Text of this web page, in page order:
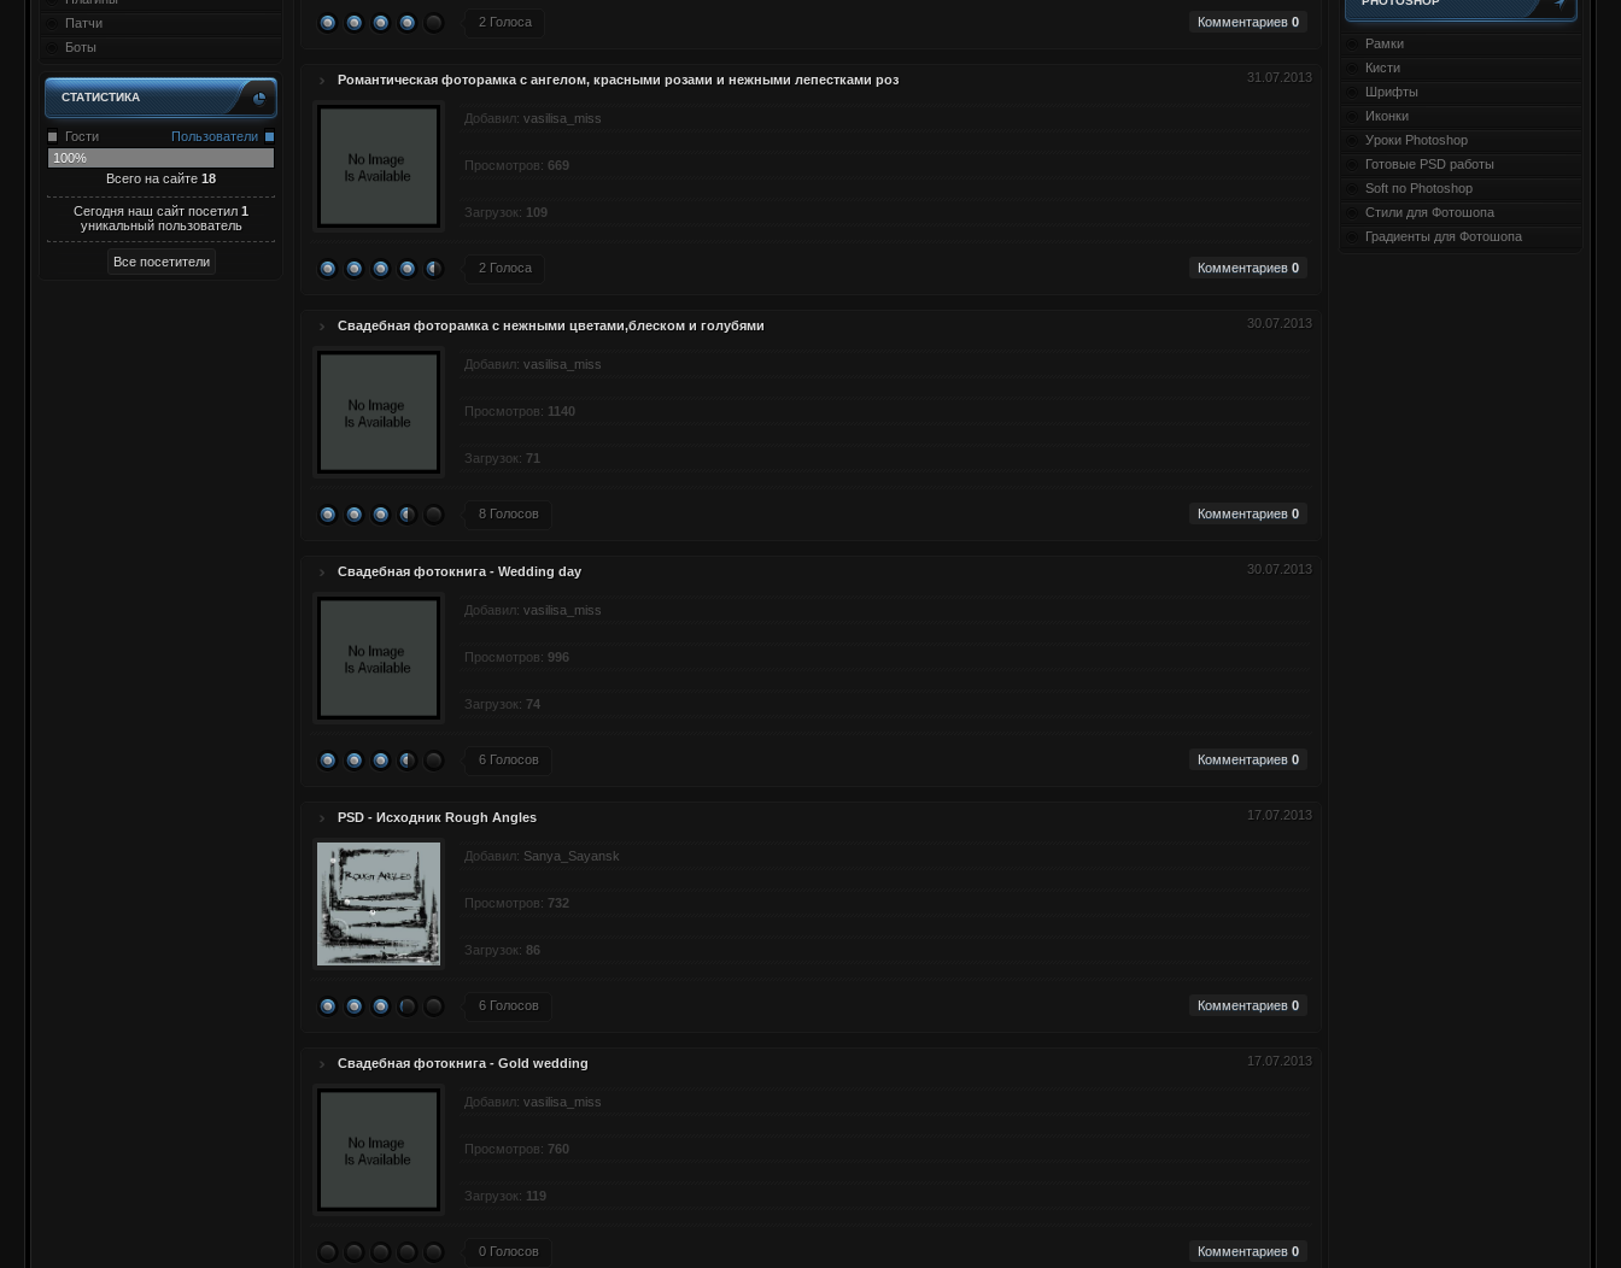
Рамки
Кисти
Шрифты
Иконки
Уроки Photoshop
Готовые PSD работы
Soft по Photoshop
Стили для Фотошопа
Градиенты для Фотошопа
Патчи
Боты
СТАТИСТИКА
Пользователи
Гости
100%
Всего на сайте 18
Сегодня наш сайт посетил 1
уникальный пользователь
Комментариев 0
2 Голоса
31.07.2013
Романтическая фоторамка с ангелом, красными розами и нежными лепестками роз
Добавил: vasilisa_miss
Просмотров: 669
Загрузок: 109
Комментариев 0
2 Голоса
30.07.2013
Свадебная фоторамка с нежными цветами,блеском и голубями
Добавил: vasilisa_miss
Просмотров: 1140
Загрузок: 71
Комментариев 0
8 Голосов
30.07.2013
Свадебная фотокнига - Wedding day
Добавил: vasilisa_miss
Просмотров: 996
Загрузок: 74
Комментариев 0
6 Голосов
17.07.2013
PSD - Исходник Rough Angles
Добавил: Sanya_Sayansk
Просмотров: 732
Загрузок: 86
Комментариев 0
6 Голосов
17.07.2013
Свадебная фотокнига - Gold wedding
Добавил: vasilisa_miss
Просмотров: 760
Загрузок: 119
Комментариев 0
0 Голосов